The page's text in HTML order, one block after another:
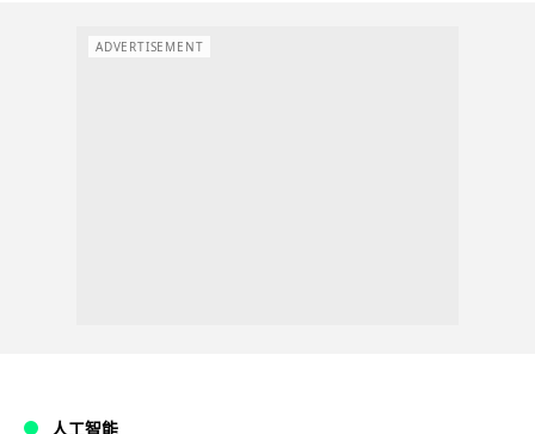
ADVERTISEMENT
人工智能